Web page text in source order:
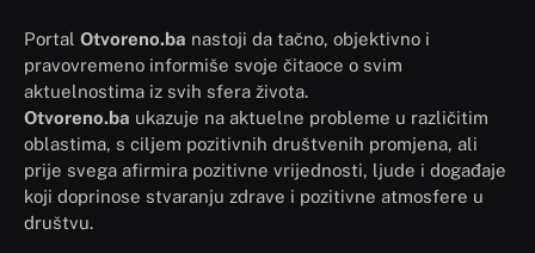
Portal Otvoreno.ba nastoji da tačno, objektivno i
pravovremeno informiše svoje čitaoce o svim
aktuelnostima iz svih sfera života.
Otvoreno.ba ukazuje na aktuelne probleme u različitim
oblastima, s ciljem pozitivnih društvenih promjena, ali
prije svega afirmira pozitivne vrijednosti, ljude i događaje
koji doprinose stvaranju zdrave i pozitivne atmosfere u
društvu.